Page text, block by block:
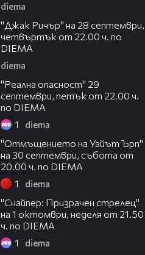
diema
"Джак Ричър" на 28 септември,
четвъртък от 22.00 ч. по
DIEMA
diema
"Реална опасност" 29
септември, петък от 22.00 ч.
по DIEMA
1 diema
"Отмъщението на Уайът Ърп"
на 30 септември, събота от
20.00 ч. по DIEMA
1 diema
"Снайпер: Призрачен стрелец"
на 1 октомври, неделя от 21.50
ч. по DIEMA
1 diema